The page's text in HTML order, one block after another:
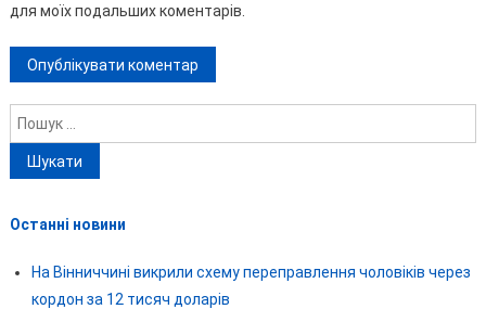
для моїх подальших коментарів.
Пошук:
Останні новини
На Вінниччині викрили схему переправлення чоловіків через
кордон за 12 тисяч доларів